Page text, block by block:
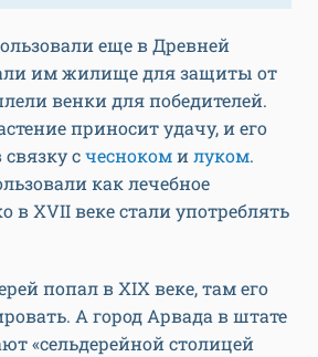
еще в Древней
им жилище для защиты от
венки для победителей.
приносит удачу, и его
счеснокомилуком.
как лечебное
в XVII веке стали употреблять
попал в XIX веке, там его
А город Арвада в штате
«сельдерейной столицей